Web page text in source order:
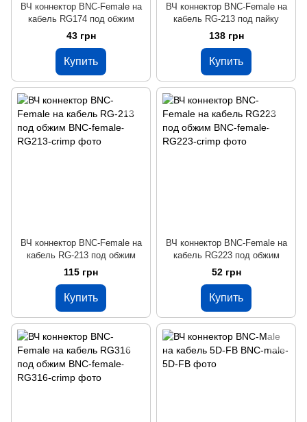
ВЧ коннектор BNC-Female на
кабель RG174 под обжим
43 грн
Купить
ВЧ коннектор BNC-Female на
кабель RG-213 под пайку
138 грн
Купить
ВЧ коннектор BNC-Female на
кабель RG-213 под обжим
115 грн
Купить
ВЧ коннектор BNC-Female на
кабель RG223 под обжим
52 грн
Купить